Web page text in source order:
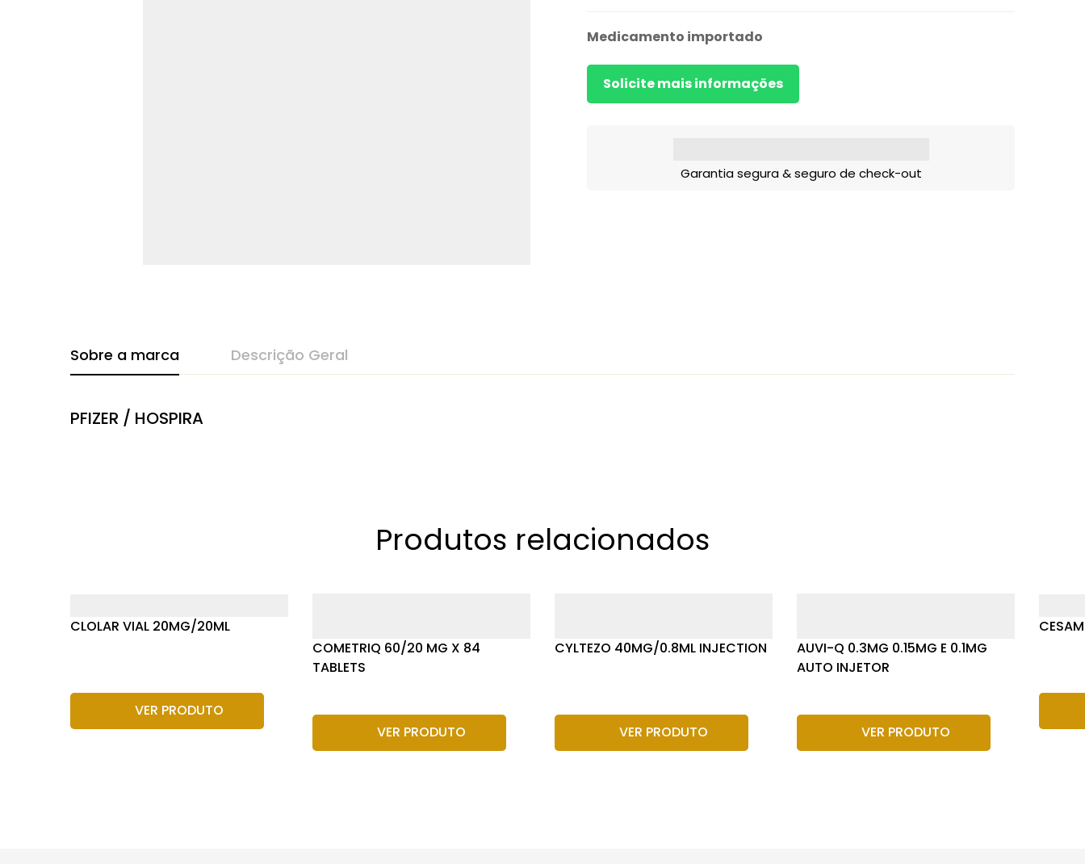
Medicamento importado
Solicite mais informações
Garantia segura & seguro de check-out
Sobre a marca Descrição Geral
PFIZER / HOSPIRA
Produtos relacionados
CLOLAR VIAL 20MG/20ML
VER PRODUTO
COMETRIQ 60/20 MG X 84
TABLETS
VER PRODUTO
CYLTEZO 40MG/0.8ML INJECTION
VER PRODUTO
AUVI-Q 0.3MG 0.15MG E 0.1MG
AUTO INJETOR
VER PRODUTO